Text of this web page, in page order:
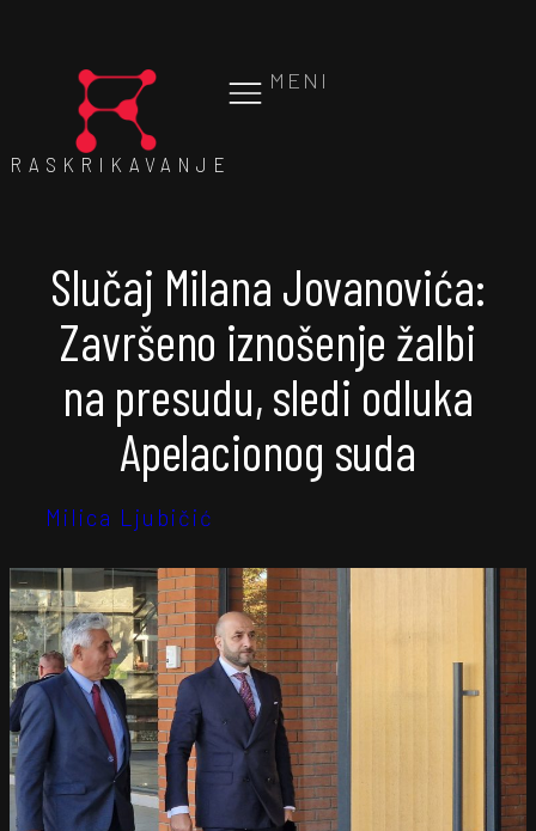
MENI
RASKRIKAVANJE
Slučaj Milana Jovanovića:
Završeno iznošenje žalbi
na presudu, sledi odluka
Apelacionog suda
Milica Ljubičić